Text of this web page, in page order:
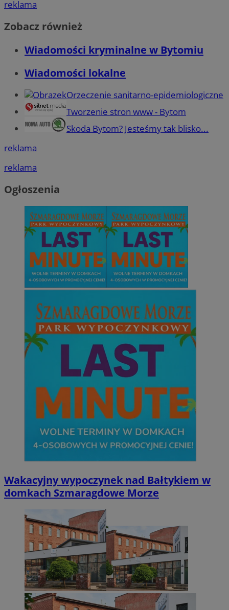
reklama
Zobacz również
Wiadomości kryminalne w Bytomiu
Wiadomości lokalne
Orzeczenie sanitarno-epidemiologiczne
Tworzenie stron www - Bytom
Skoda Bytom? Jesteśmy tak blisko...
reklama
reklama
Ogłoszenia
Wakacyjny wypoczynek nad Bałtykiem w
domkach Szmaragdowe Morze